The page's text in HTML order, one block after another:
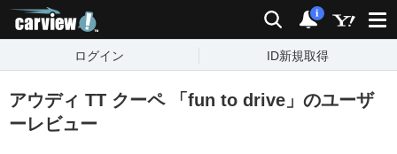
検索 通知
i
ログイン ID新規取得
アウディ TT クーペ 「fun to drive」のユーザ
ーレビュー